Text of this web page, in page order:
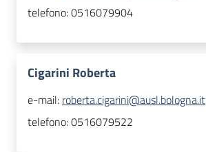
telefono:0516079904
Cigarini Roberta
e-mail: roberta.cigarini@ausl.bologna.it
telefono:0516079522